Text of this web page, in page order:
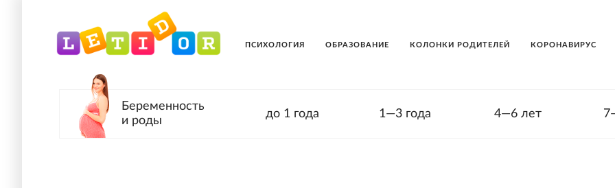
ПСИХОЛОГИЯ ОБРАЗОВАНИЕ КОЛОНКИ РОДИТЕЛЕЙ КОРОНАВИРУС
Беременность
и роды
до 1 года 1—3 года 4—6 лет